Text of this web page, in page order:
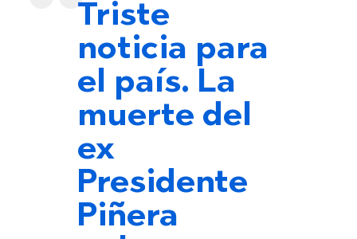
Triste
noticia para
el país. La
muerte del
ex
Presidente
Piñera